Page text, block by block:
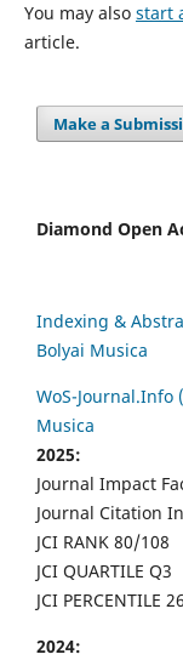
You may also start
article.
Make a
Diamond Open
Indexing &
Bolyai Musica
WoS-Journal.Info
Musica
2025:
Journal Impact
Journal Citation
JCI RANK 80/108
JCI QUARTILE Q3
JCI PERCENTILE
2024: